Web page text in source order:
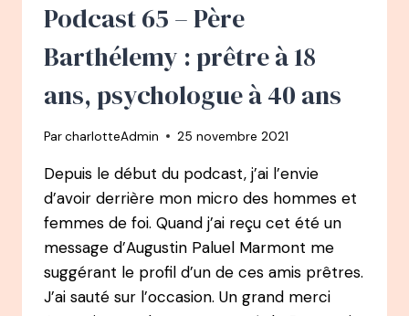
À
DE
LES
Podcast 65 – Père
Barthélemy : prêtre à 18
ans, psychologue à 40 ans
ParcharlotteAdmin 25 novembre 2021
Depuis le début du podcast, j’ai l’envie
d’avoir derrière mon micro des hommes et
femmes de foi. Quand j’ai reçu cet été un
message d’Augustin Paluel Marmont me
suggérant le profil d’un de ces amis prêtres.
J’ai sauté sur l’occasion. Un grand merci